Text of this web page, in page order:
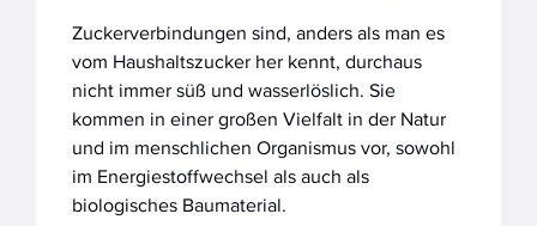
Zuckerverbindungen sind, anders als man es
vom Haushaltszucker her kennt, durchaus
nicht immer süß und wasserlöslich. Sie
kommen in einer großen Vielfalt in der Natur
und im menschlichen Organismus vor, sowohl
im Energiestoffwechsel als auch als
biologisches Baumaterial.